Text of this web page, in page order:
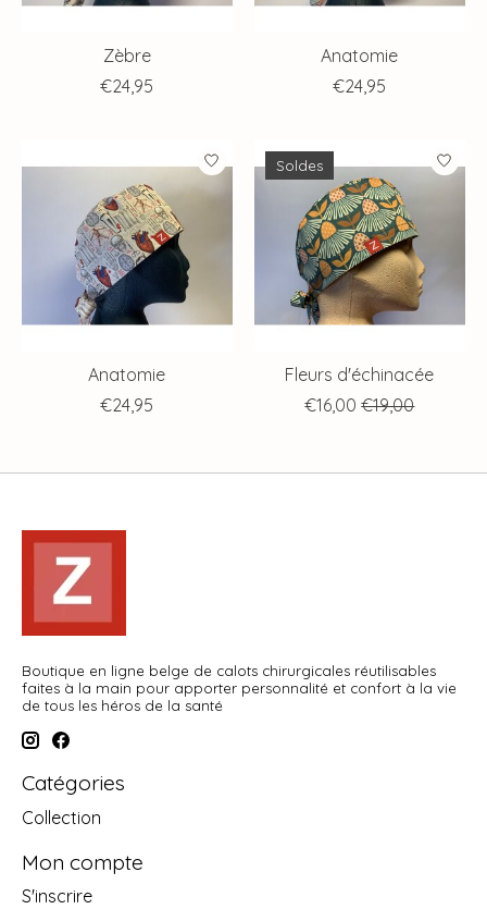
Zèbre
€24,95
Anatomie
€24,95
Anatomie
€24,95
Soldes
Fleurs d'échinacée
€16,00 €19,00
Boutique en ligne belge de calots chirurgicales réutilisables
faites à la main pour apporter personnalité et confort à la vie
de tous les héros de la santé
Catégories
Collection
Mon compte
S'inscrire